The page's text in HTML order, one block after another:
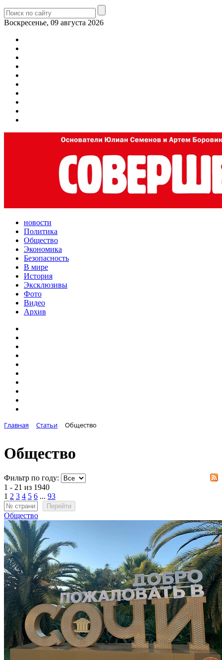
Воскресенье, 09 августа 2026
новости
Политика
Общество
Экономика
Безопасность
В мире
История
Эксклюзивы
Фото
Видео
Архив
Главная Статьи Общество
Общество
Фильтр по году:
1 - 21 из 1940
1 2 3 4 5 6 ... 93
Перейти
Общество